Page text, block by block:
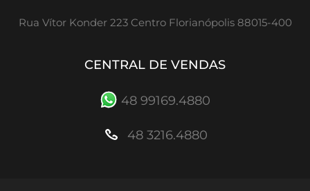
Rua Vítor Konder 223 Centro Florianópolis 88015-400
CENTRAL DE VENDAS
48 99169.4880
48 3216.4880